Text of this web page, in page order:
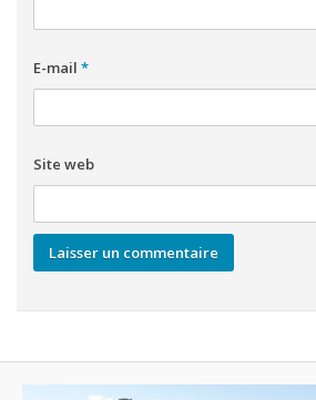
E-mail *
Site web